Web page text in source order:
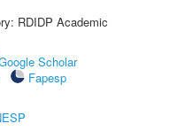
RDIDP Academic
Scholar
Fapesp